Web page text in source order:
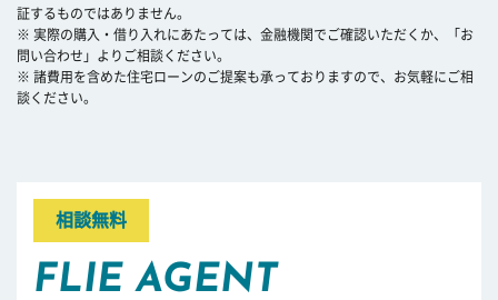
証するものではありません。
※ 実際の購入・借り入れにあたっては、金融機関でご確認いただくか、「お
問い合わせ」よりご相談ください。
※ 諸費用を含めた住宅ローンのご提案も承っておりますので、お気軽にご相
談ください。
相談無料
FLIE AGENT